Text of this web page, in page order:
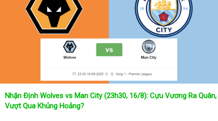
Nhận Định Wolves vs Man City (23h30, 16/8): Cựu Vương Ra Quân,
Vượt Qua Khủng Hoảng?